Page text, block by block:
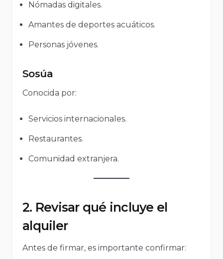
Nómadas digitales.
Amantes de deportes acuáticos.
Personas jóvenes.
Sosúa
Conocida por:
Servicios internacionales.
Restaurantes.
Comunidad extranjera.
2. Revisar qué incluye el
alquiler
Antes de firmar, es importante confirmar: